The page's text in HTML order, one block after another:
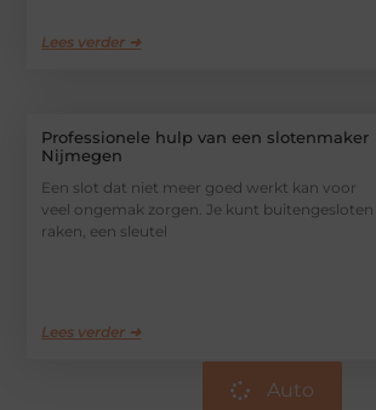
Lees verder ➜
Professionele hulp van een slotenmaker
Nijmegen
Een slot dat niet meer goed werkt kan voor
veel ongemak zorgen. Je kunt buitengesloten
raken, een sleutel
Lees verder ➜
Auto